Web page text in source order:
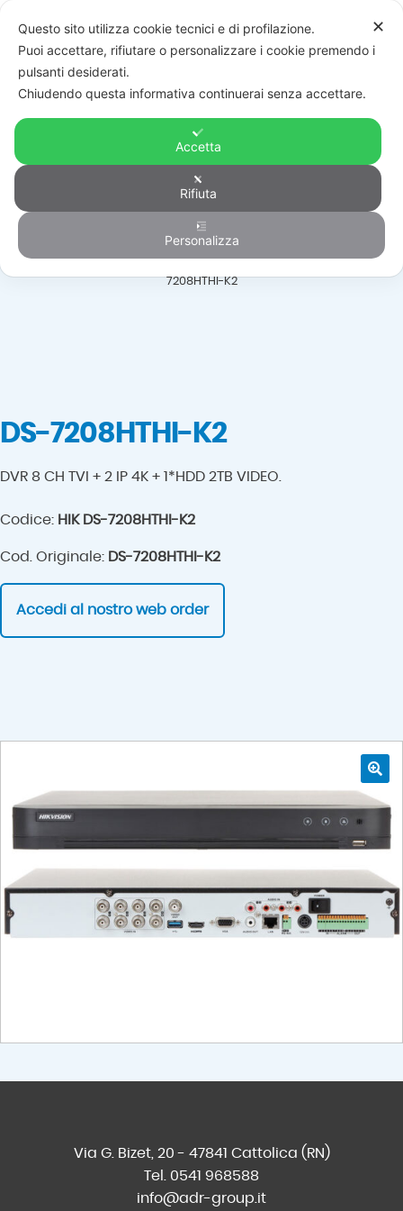
Videoregistratori
HOME/PRODOTTI/VIDEOSORVEGLIANZA/VIDEOREGISTRATORI/DS-
7208HTHI-K2
DS-7208HTHI-K2
DVR 8 CH TVI + 2 IP 4K + 1*HDD 2TB VIDEO.
Codice: HIK DS-7208HTHI-K2
Cod. Originale: DS-7208HTHI-K2
Accedi al nostro web order
Via G. Bizet, 20 - 47841 Cattolica (RN)
Tel. 0541 968588
info@adr-group.it
✕
Questo sito utilizza cookie tecnici e di profilazione.
Puoi accettare, rifiutare o personalizzare i cookie premendo i
pulsanti desiderati.
Chiudendo questa informativa continuerai senza accettare.
Accetta
Rifiuta
Personalizza